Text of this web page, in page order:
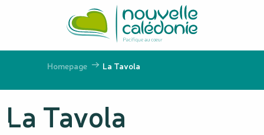
principal
Homepage La Tavola
La Tavola